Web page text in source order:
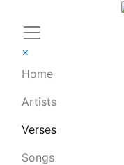
×
Home
Artists
Verses
Songs